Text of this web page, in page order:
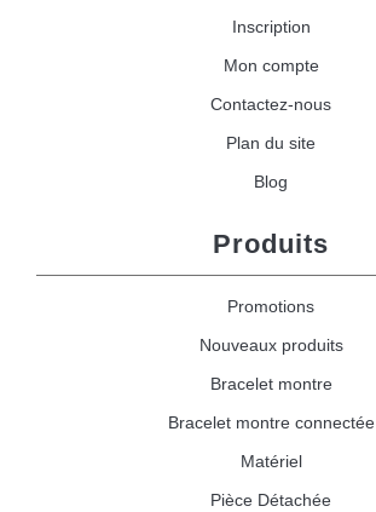
Inscription
Mon compte
Contactez-nous
Plan du site
Blog
Produits
Promotions
Nouveaux produits
Bracelet montre
Bracelet montre connectée
Matériel
Pièce Détachée